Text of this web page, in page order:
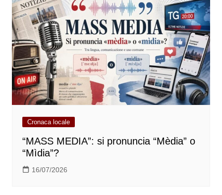
Cronaca locale
“MASS MEDIA”: si pronuncia “Mèdia” o
“Mìdia”?
16/07/2026